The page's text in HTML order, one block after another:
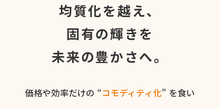
均質化を越え、
固有の輝きを
未来の豊かさへ。
価格や​効率だけの​ “コモディティ化” を​食い​